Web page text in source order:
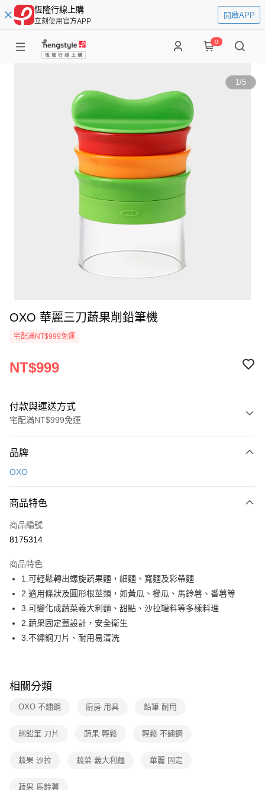
恆隆行線上購
立刻使用官方APP
開啟APP
0
1/5
OXO 華麗三刀蔬果削鉛筆機
宅配滿NT$999免運
NT$999
付款與運送方式
宅配滿NT$999免運
信用卡一次付款
3 期 0 利率 每期
合作金庫商業銀行
上海商業儲蓄銀行
臺灣中小企業銀行
匯豐（台灣）商業銀行
華泰商業銀行
聯邦商業銀行
遠東國際商業銀行
元大商業銀行
永豐商業銀行
玉山商業銀行
台灣樂天信用卡公司
合作金庫商業銀行
上海商業儲蓄銀行
國泰世華商業銀行
兆豐國際商業銀行
匯豐（台灣）商業銀行
華泰商業銀行
聯邦商業銀行
遠東國際商業銀行
元大商業銀行
玉山商業銀行
即享券
LINE Pay
Apple Pay
街口支付
Google Pay
運送方式
付款後門市自取
品牌
OXO
商品特色
商品編號
8175314
商品特色
1.可輕鬆轉出螺旋蔬果麵，細麵、寬麵及彩帶麵
2.適用條狀及圓形根莖類，如黃瓜、櫛瓜、馬鈴薯、番薯等
3.可變化成蔬菜義大利麵、甜點、沙拉罐料等多樣料理
2.蔬果固定蓋設計，安全衛生
3.不鏽鋼刀片、耐用易清洗
相關分類
OXO 不鏽鋼 廚房 用具 鉛筆 耐用
削鉛筆 刀片 蔬果 輕鬆 輕鬆 不鏽鋼
蔬果 沙拉 蔬菜 義大利麵 華麗 固定
蔬果 馬鈴薯